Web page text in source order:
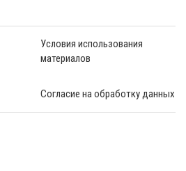
Условия использования
материалов
Согласие на обработку данных